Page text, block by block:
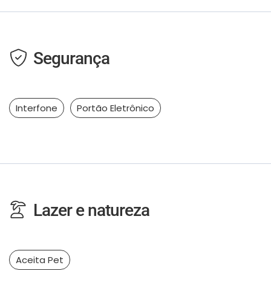
Segurança
Interfone Portão Eletrônico
Lazer e natureza
Aceita Pet